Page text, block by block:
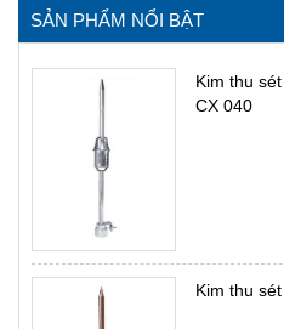
SẢN PHẨM NỔI BẬT
Kim thu
CX 040
Kim thu